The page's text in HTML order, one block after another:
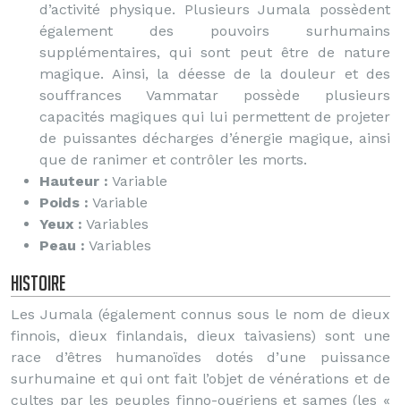
d’activité physique. Plusieurs Jumala possèdent
également des pouvoirs surhumains
supplémentaires, qui sont peut être de nature
magique. Ainsi, la déesse de la douleur et des
souffrances Vammatar possède plusieurs
capacités magiques qui lui permettent de projeter
de puissantes décharges d’énergie magique, ainsi
que de ranimer et contrôler les morts.
Hauteur : Variable
Poids : Variable
Yeux : Variables
Peau : Variables
Histoire
Les Jumala (également connus sous le nom de dieux
finnois, dieux finlandais, dieux taivasiens) sont une
race d’êtres humanoïdes dotés d’une puissance
surhumaine et qui ont fait l’objet de vénérations et de
cultes par les peuples finno-ougriens et sames (les «